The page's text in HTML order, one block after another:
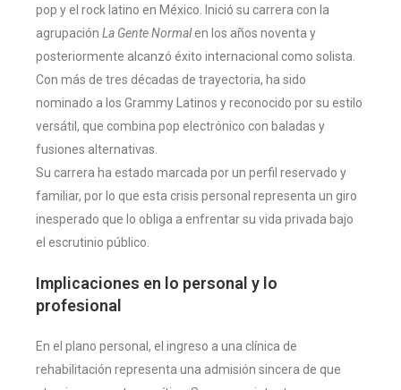
pop y el rock latino en México. Inició su carrera con la
agrupación La Gente Normalen los años noventa y
posteriormente alcanzó éxito internacional como solista.
Con más de tres décadas de trayectoria, ha sido
nominado a los Grammy Latinos y reconocido por su estilo
versátil, que combina pop electrónico con baladas y
fusiones alternativas.
Su carrera ha estado marcada por un perfil reservado y
familiar, por lo que esta crisis personal representa un giro
inesperado que lo obliga a enfrentar su vida privada bajo
el escrutinio público.
Implicaciones en lo personal y lo
profesional
En el plano personal, el ingreso a una clínica de
rehabilitación representa una admisión sincera de que